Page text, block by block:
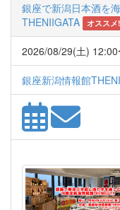
銀座で新潟日本酒を
THENIIGATA
オススメ!
2026/08/29(土)
銀座新潟情報館